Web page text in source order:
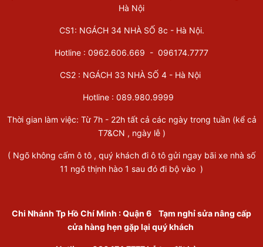
Hà Nội
CS1: NGÁCH 34 NHÀ SỐ 8c - Hà Nội.
Hotline : 0962.606.669 - 096174.7777
CS2 : NGÁCH 33 NHÀ SỐ 4 - Hà Nội
Hotline : 089.980.9999
Thời gian làm việc: Từ 7h - 22h tất cả các ngày trong tuần (kể cả
T7&CN , ngày lễ )
( Ngõ không cấm ô tô , quý khách đi ô tô gửi ngay bãi xe nhà số
11 ngõ thịnh hào 1 sau đó đi bộ vào )
Chi Nhánh Tp Hồ Chí Minh :Quận 6 Tạm nghỉ sửa nâng cấp
cửa hàng hẹn gặp lại quý khách